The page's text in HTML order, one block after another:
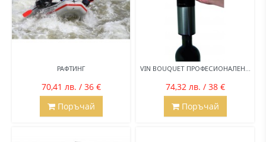
РАФТИНГ
70,41 лв. / 36 €
Поръчай
VIN BOUQUET ПРОФЕСИОНАЛЕН...
74,32 лв. / 38 €
Поръчай